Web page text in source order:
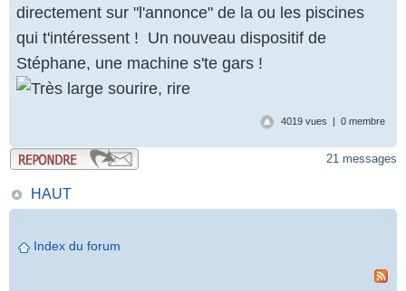
directement sur "l'annonce" de la ou les piscines
qui t'intéressent ! Un nouveau dispositif de
Stéphane, une machine s'te gars !
4019 vues | 0 membre
21 messages
HAUT
Index du forum